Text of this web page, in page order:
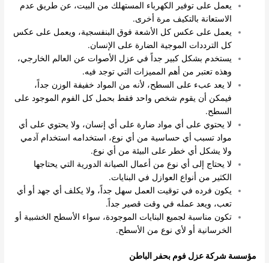
يعمل على توفير الكهرباء المستهلك من البيت، عن طريق عدم
الاستعانة بالتكيف مرة أخرى.
يعمل على عكس كل الأشعة فوق البنفسجية، ويعمل على عكس
كل الترددات الموجية الضارة على الإنسان.
يستخدم بشكل كبير جداً في عزل الأصوات عن العالم الخارجي،
وهذه تعتبر من أهم المميزات التي توجد فيه.
لا يعد عبء على السطح، لأنه من المواد خفيفة الوزن جداً،
فيمكن أن يقوم شخص واحد فقط بحمل كل الفوم الموجود على
السطح.
لا يحتوي على أي مواد ضارة على أي إنسان، ولا يحتوي على أي
مواد تسبب أي حساسية من أي نوع، استخدامه استخدام آدمي
ولا يشكل أي خطر على البيئة من أي نوع.
لا يحتاج إلى أي نوع من أعمال الصيانة الدورية التي يحتاجها
الكثير من أنواع العوازل في البنايات.
يكون فرده في توقيت العمل سهل جداً، ولا يكلف أي جهد أو أي
تعب، ويعد عمله في وقت قصير جداً.
تكون مناسبة لجميع البنايات الموجودة، سواء الأسطح الخشبية أو
الخرسانية أو لأي نوع من الأسطح.
مؤسسة شركة عزل فوم بحفر الباطن